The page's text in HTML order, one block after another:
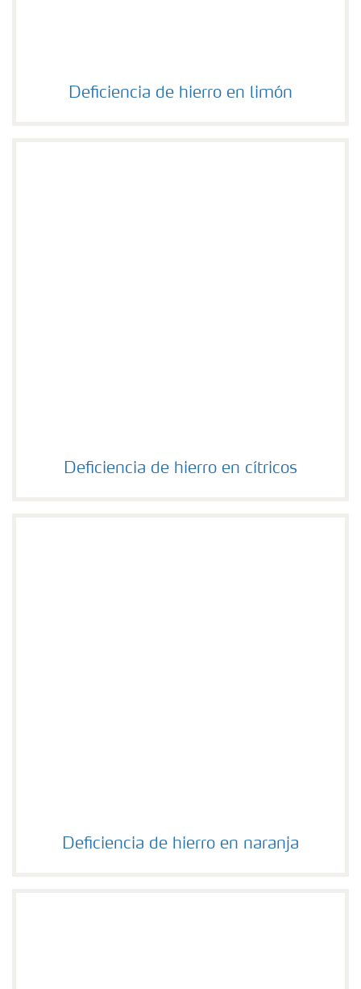
Deficiencia de hierro en limón
Deficiencia de hierro en limón
Deficiencia de hierro en cítricos
Deficiencia de hierro en cítricos
Deficiencia de hierro en naranja
Deficiencia de hierro en naranja